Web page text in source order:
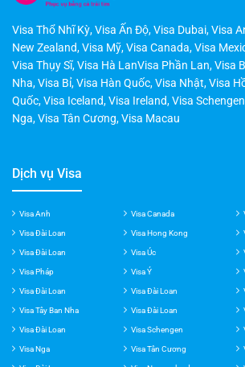
Visa Anh
Visa Đài Loan
Visa Đài Loan Visa Úc
Visa Pháp Visa Ý
Visa Đài Loan Visa Đài Loan
Visa Tây Ban Nha Visa Đài Loan
Visa Đài Loan Visa Schengen
Visa Nga Visa Tân Cương
Visa Đài Loan Visa Newzealand
Visa Iceland Visa Ireland
New Zealand,Visa Mỹ
Visa Thụy Sĩ,Visa Hà LanVisa Phần Lan ,Visa
Nha,Visa Bỉ, Visa Hàn Quốc ,Visa Nhật,Visa
Quốc,Visa Iceland ,Visa Ireland,Visa Schengen
Nga Visa Tân Cương, Visa Macau